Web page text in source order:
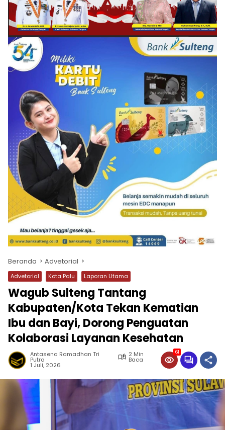
Beranda Advetorial
Advetorial Kota Palu Laporan Utama
Wagub Sulteng Tantang
Kabupaten/Kota Tekan Kematian
Ibu dan Bayi, Dorong Penguatan
Kolaborasi Layanan Kesehatan
Antasena Ramadhan Tri
Putra
2 Min
Baca
1 Juli, 2026
61